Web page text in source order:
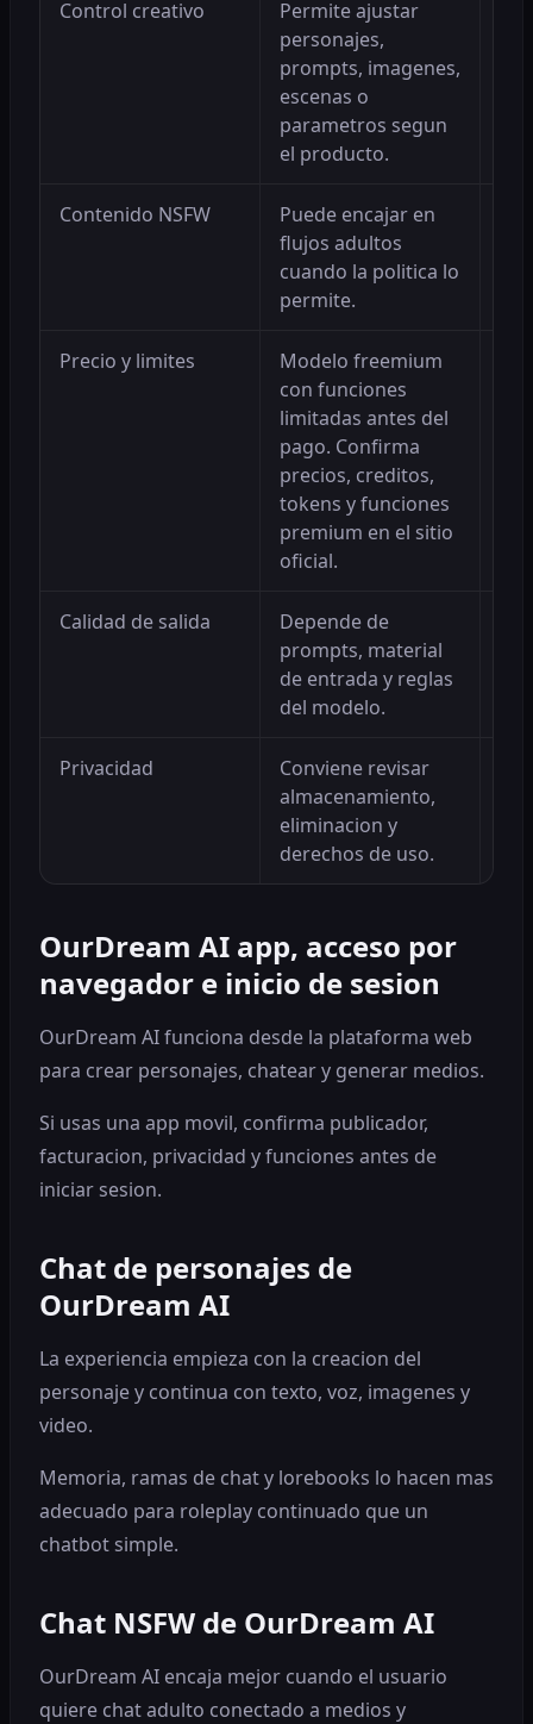
Control creativo
Permite ajustar
personajes,
prompts, imagenes,
escenas o
parametros segun
el producto.
Contenido NSFW
Puede encajar en
flujos adultos
cuando la politica lo
permite.
Precio y limites
Modelo freemium
con funciones
limitadas antes del
pago. Confirma
precios, creditos,
tokens y funciones
premium en el sitio
oficial.
Calidad de salida
Depende de
prompts, material
de entrada y reglas
del modelo.
Privacidad
Conviene revisar
almacenamiento,
eliminacion y
derechos de uso.
OurDream AI app, acceso por
navegador e inicio de sesion
OurDream AI funciona desde la plataforma web
para crear personajes, chatear y generar medios.
Si usas una app movil, confirma publicador,
facturacion, privacidad y funciones antes de
iniciar sesion.
Chat de personajes de
OurDream AI
La experiencia empieza con la creacion del
personaje y continua con texto, voz, imagenes y
video.
Memoria, ramas de chat y lorebooks lo hacen mas
adecuado para roleplay continuado que un
chatbot simple.
Chat NSFW de OurDream AI
OurDream AI encaja mejor cuando el usuario
quiere chat adulto conectado a medios y